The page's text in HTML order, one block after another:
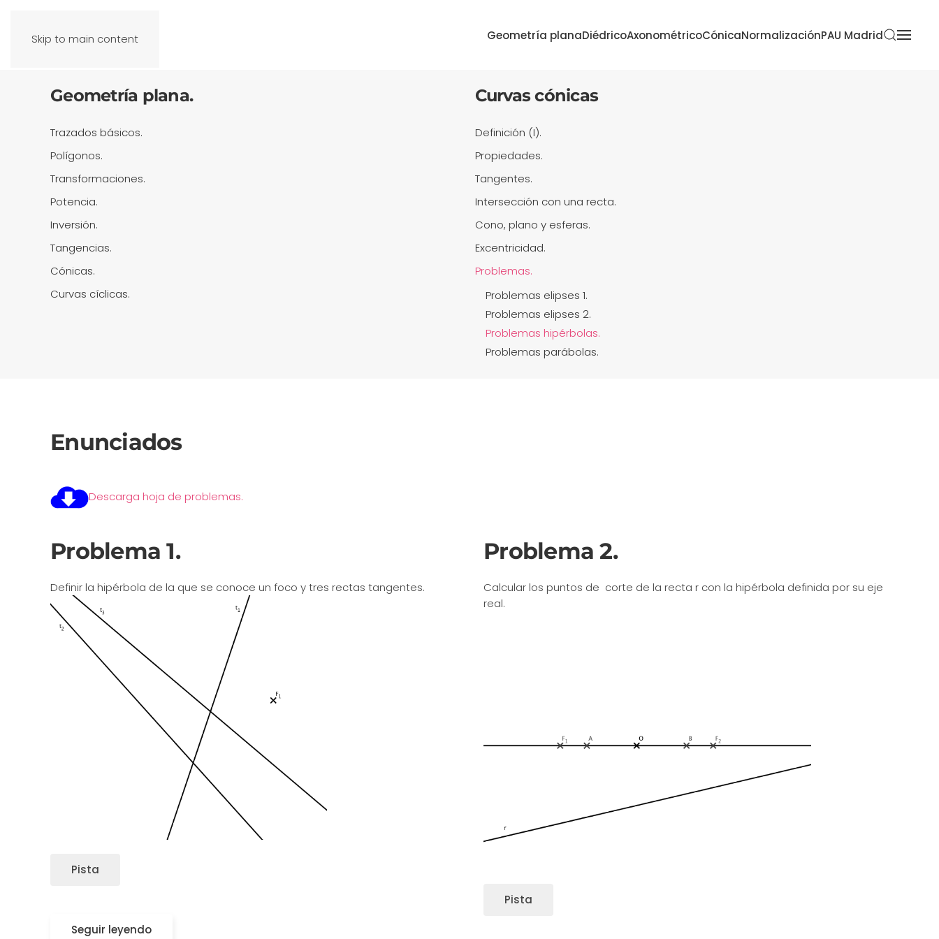
Skip to main content Geometría planaDiédricoAxonométricoCónicaNormalizaciónPAU Madrid
Geometría plana.
Trazados básicos.
Polígonos.
Transformaciones.
Potencia.
Inversión.
Tangencias.
Cónicas.
Curvas cíclicas.
Curvas cónicas
Definición (I).
Propiedades.
Tangentes.
Intersección con una recta.
Cono, plano y esferas.
Excentricidad.
Problemas.
Problemas elipses 1.
Problemas elipses 2.
Problemas hipérbolas.
Problemas parábolas.
Enunciados
Descarga hoja de problemas.
Problema 1.
Definir la hipérbola de la que se conoce un foco y tres rectas tangentes.
Pista
Seguir leyendo
Problema 2.
Calcular los puntos de corte de la recta r con la hipérbola definida por su eje
real.
Pista